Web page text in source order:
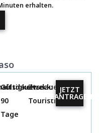
erhalten.
Gültigkeitsdauer:
90
Tage
Zweck:
Touristisch
JETZT
BEANTRAGEN